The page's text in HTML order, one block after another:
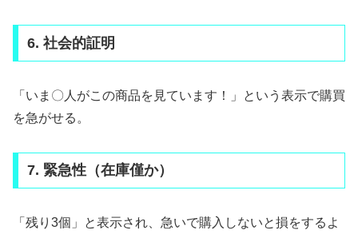
6. 社会的証明
「いま〇人がこの商品を見ています！」という表示で購買
を急がせる。
7. 緊急性（在庫僅か）
「残り3個」と表示され、急いで購入しないと損をするよ